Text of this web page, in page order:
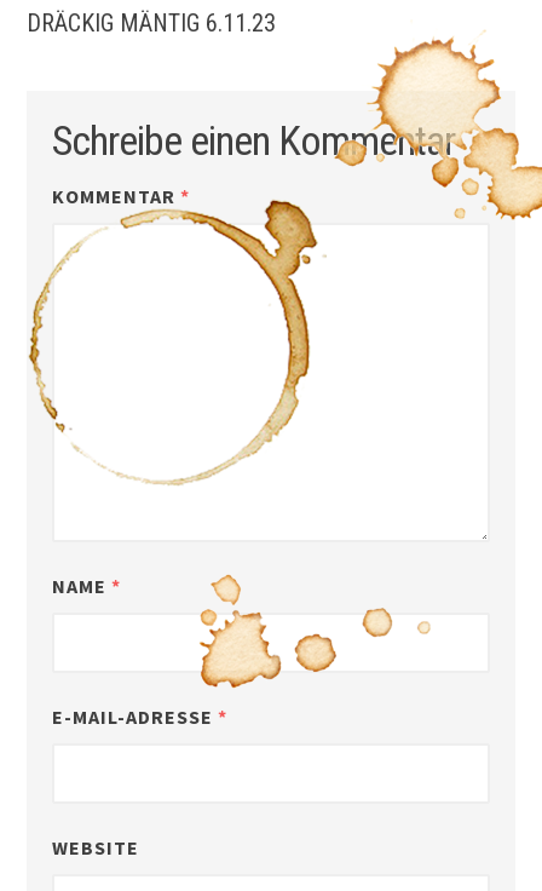
DRÄCKIG MÄNTIG 6.11.23
Schreibe einen Kommentar
KOMMENTAR *
NAME *
E-MAIL-ADRESSE *
WEBSITE